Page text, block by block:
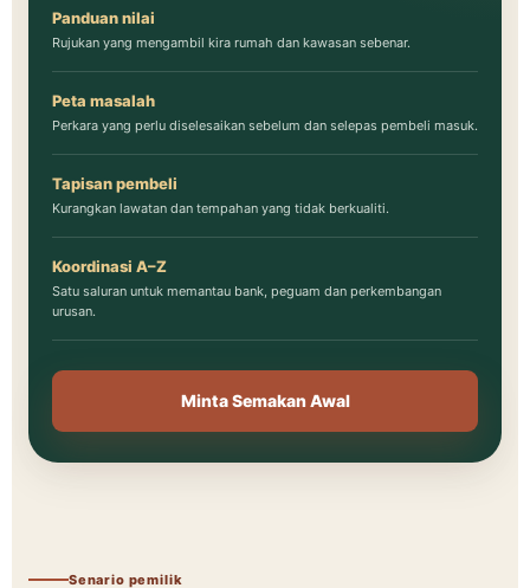
Panduan nilai
Rujukan yang mengambil kira rumah dan kawasan sebenar.
Peta masalah
Perkara yang perlu diselesaikan sebelum dan selepas pembeli masuk.
Tapisan pembeli
Kurangkan lawatan dan tempahan yang tidak berkualiti.
Koordinasi A–Z
Satu saluran untuk memantau bank, peguam dan perkembangan
urusan.
Minta Semakan Awal
Senario pemilik